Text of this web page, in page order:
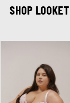
SHOP LOOKET